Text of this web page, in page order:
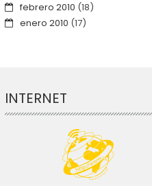
febrero 2010 (18)
enero 2010 (17)
INTERNET